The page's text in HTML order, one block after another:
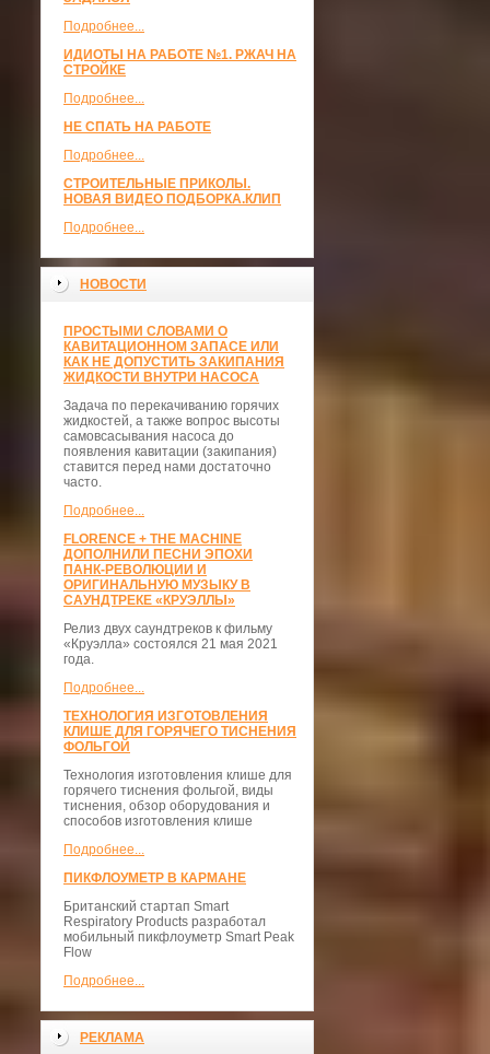
Подробнее...
ИДИОТЫ НА РАБОТЕ №1. РЖАЧ НА
СТРОЙКЕ
Подробнее...
НЕ СПАТЬ НА РАБОТЕ
Подробнее...
СТРОИТЕЛЬНЫЕ ПРИКОЛЫ.
НОВАЯ ВИДЕО ПОДБОРКА.КЛИП
Подробнее...
НОВОСТИ
ПРОСТЫМИ СЛОВАМИ О
КАВИТАЦИОННОМ ЗАПАСЕ ИЛИ
КАК НЕ ДОПУСТИТЬ ЗАКИПАНИЯ
ЖИДКОСТИ ВНУТРИ НАСОСА
Задача по перекачиванию горячих
жидкостей, а также вопрос высоты
самовсасывания насоса до
появления кавитации (закипания)
ставится перед нами достаточно
часто.
Подробнее...
FLORENCE + THE MACHINE
ДОПОЛНИЛИ ПЕСНИ ЭПОХИ
ПАНК-РЕВОЛЮЦИИ И
ОРИГИНАЛЬНУЮ МУЗЫКУ В
САУНДТРЕКЕ «КРУЭЛЛЫ»
Релиз двух саундтреков к фильму
«Круэлла» состоялся 21 мая 2021
года.
Подробнее...
ТЕХНОЛОГИЯ ИЗГОТОВЛЕНИЯ
КЛИШЕ ДЛЯ ГОРЯЧЕГО ТИСНЕНИЯ
ФОЛЬГОЙ
Технология изготовления клише для
горячего тиснения фольгой, виды
тиснения, обзор оборудования и
способов изготовления клише
Подробнее...
ПИКФЛОУМЕТР В КАРМАНЕ
Британский стартап Smart
Respiratory Products разработал
мобильный пикфлоуметр Smart Peak
Flow
Подробнее...
РЕКЛАМА